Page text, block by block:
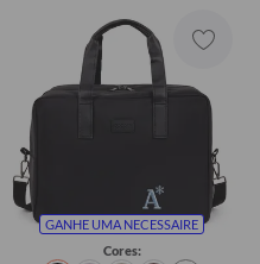
GANHE UMA NECESSAIRE
Cores: